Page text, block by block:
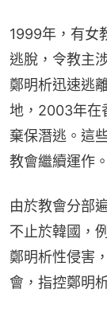
1999年，有女
逃脫，令教主
鄭明析迅速逃
地，2003年在
棄保潛逃。這
教會繼續運作。
由於教會分部
不止於韓國，
鄭明析性侵害
會，指控鄭明